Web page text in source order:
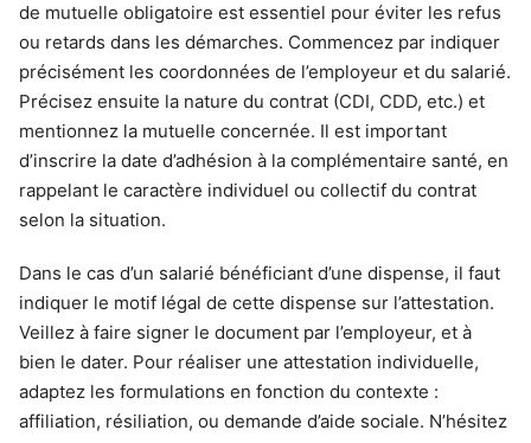
de mutuelle obligatoire est essentiel pour éviter les refus
ou retards dans les démarches. Commencez par indiquer
précisément les coordonnées de l’employeur et du salarié.
Précisez ensuite la nature du contrat (CDI, CDD, etc.) et
mentionnez la mutuelle concernée. Il est important
d’inscrire la date d’adhésion à la complémentaire santé, en
rappelant le caractère individuel ou collectif du contrat
selon la situation.
Dans le cas d’un salarié bénéficiant d’une dispense, il faut
indiquer le motif légal de cette dispense sur l’attestation.
Veillez à faire signer le document par l’employeur, et à
bien le dater. Pour réaliser une attestation individuelle,
adaptez les formulations en fonction du contexte :
affiliation, résiliation, ou demande d’aide sociale. N’hésitez